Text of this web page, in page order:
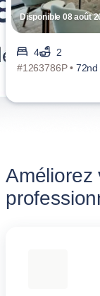
Disponible 08 août
4
2
#1263786P • 72nd
Améliorez